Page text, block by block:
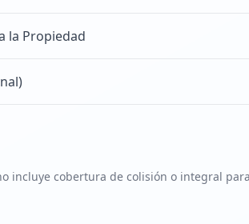
la Propiedad
incluye cobertura de colisión o integral